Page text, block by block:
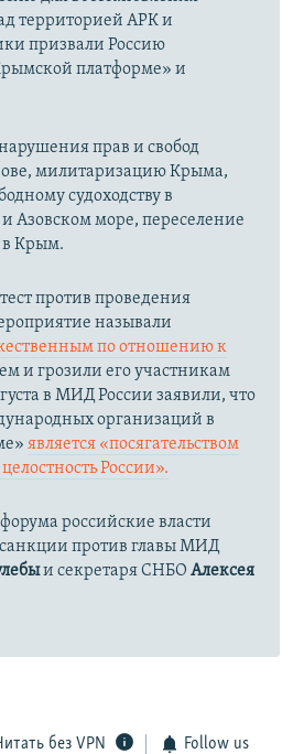
территорией АРК и
призвали Россию
платформе» и
прав и свобод
милитаризацию Крыма,
судоходству в
Азовском море, переселение
в Крым.
против проведения
называли
по отношению к
и грозили его участникам
в МИД России заявили, что
организаций в
является «посягательством
России».
российские власти
против главы МИД
и секретаря СНБО Алексея
без VPN Follow us